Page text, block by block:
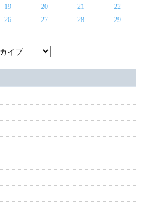
19 20 21
22
26 27 28
29